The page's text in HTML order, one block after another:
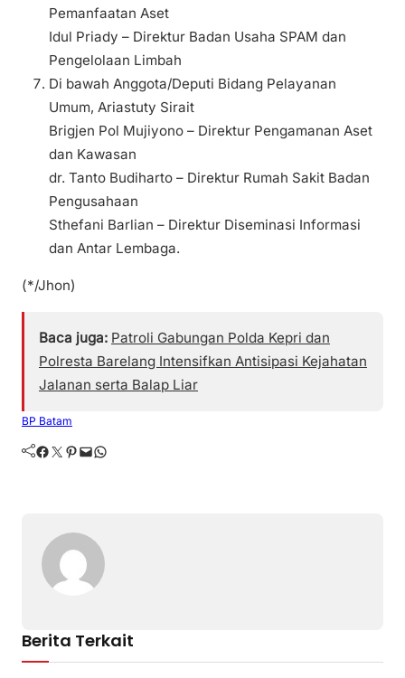
Pemanfaatan Aset
Idul Priady – Direktur Badan Usaha SPAM dan
Pengelolaan Limbah
Di bawah Anggota/Deputi Bidang Pelayanan
Umum, Ariastuty Sirait
Brigjen Pol Mujiyono – Direktur Pengamanan Aset
dan Kawasan
dr. Tanto Budiharto – Direktur Rumah Sakit Badan
Pengusahaan
Sthefani Barlian – Direktur Diseminasi Informasi
dan Antar Lembaga.
(*/Jhon)
Baca juga: Patroli Gabungan Polda Kepri dan
Polresta Barelang Intensifkan Antisipasi Kejahatan
Jalanan serta Balap Liar
BP Batam
Facebook Twitter Pinterest Mail WhatsApp
Berita Terkait